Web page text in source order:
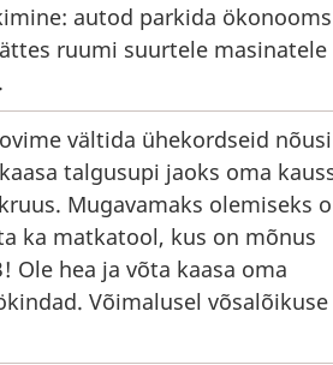
autod parkida
ruumi suurtele masinatele
vältida ühekordseid
talgusupi jaoks oma
Mugavamaks olemiseks
ka matkatool, kus on mõnus
Ole hea ja võta kaasa oma
Võimalusel